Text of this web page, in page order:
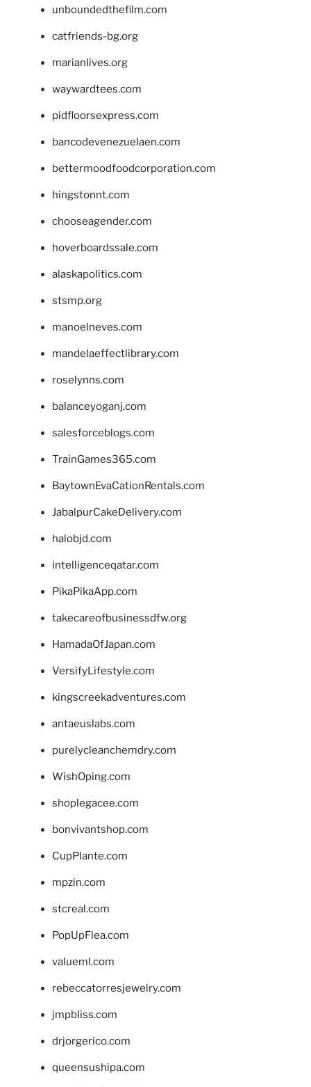
unboundedthefilm.com
catfriends-bg.org
marianlives.org
waywardtees.com
pidfloorsexpress.com
bancodevenezuelaen.com
bettermoodfoodcorporation.com
hingstonnt.com
chooseagender.com
hoverboardssale.com
alaskapolitics.com
stsmp.org
manoelneves.com
mandelaeffectlibrary.com
roselynns.com
balanceyoganj.com
salesforceblogs.com
TrainGames365.com
BaytownEvaCationRentals.com
JabalpurCakeDelivery.com
halobjd.com
intelligenceqatar.com
PikaPikaApp.com
takecareofbusinessdfw.org
HamadaOfJapan.com
VersifyLifestyle.com
kingscreekadventures.com
antaeuslabs.com
purelycleanchemdry.com
WishOping.com
shoplegacee.com
bonvivantshop.com
CupPlante.com
mpzin.com
stcreal.com
PopUpFlea.com
valueml.com
rebeccatorresjewelry.com
jmpbliss.com
drjorgerico.com
queensushipa.com